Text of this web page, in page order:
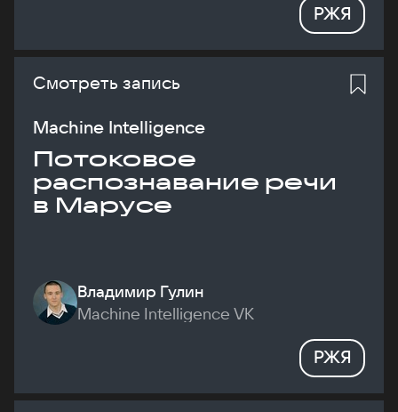
РЖЯ
Смотреть запись
Machine Intelligence
Потоковое
распознавание речи
в Марусе
Владимир Гулин
Machine Intelligence VK
РЖЯ